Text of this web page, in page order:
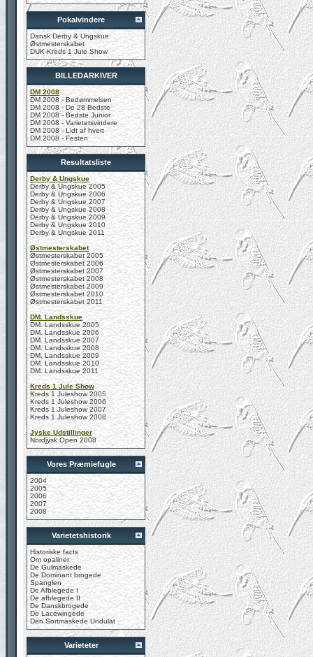
Pokalvindere
Dansk Derby & Ungskue
Østmesterskabet
DUK-Kreds 1 Jule Show
BILLEDARKIVER
DM 2008
DM 2008 - Bedømmelsen
DM 2008 - De 28 Bedste
DM 2008 - Bedste Junior
DM 2008 - Varietetsvindere
DM 2008 - Lidt af hvert
DM 2008 - Festen
Resultatsliste
Derby & Ungskue
Derby & Ungskue 2005
Derby & Ungskue 2006
Derby & Ungskue 2007
Derby & Ungskue 2008
Derby & Ungskue 2009
Derby & Ungskue 2010
Derby & Ungskue 2011
Østmesterskabet
Østmesterskabet 2005
Østmesterskabet 2006
Østmesterskabet 2007
Østmesterskabet 2008
Østmesterskabet 2009
Østmesterskabet 2010
Østmesterskabet 2011
DM. Landsskue
DM. Landsskue 2005
DM. Landsskue 2006
DM. Landsskue 2007
DM. Landsskue 2008
DM. Landsskue 2009
DM. Landsskue 2010
DM. Landsskue 2011
Kreds 1 Jule Show
Kreds 1 Juleshow 2005
Kreds 1 Juleshow 2006
Kreds 1 Juleshow 2007
Kreds 1 Juleshow 2008
Jyske Udstillinger
Nordjysk Open 2008
Vores Præmiefugle
2004
2005
2006
2007
2008
Varietetshistorik
Historiske facts
Om opaliner
De Gulmaskede
De Dominant brogede
Spanglen
De Afblegede I
De afblegede II
De Danskbrogede
De Lacewingede
Den Sortmaskede Undulat
Varieteter